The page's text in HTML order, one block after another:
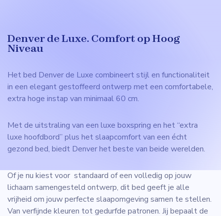
Denver de Luxe. Comfort op Hoog
Niveau
Het bed Denver de Luxe combineert stijl en functionaliteit
in een elegant gestoffeerd ontwerp met een comfortabele,
extra hoge instap van minimaal 60 cm.
Met de uitstraling van een luxe boxspring en het “extra
luxe hoofdbord” plus het slaapcomfort van een écht
gezond bed, biedt Denver het beste van beide werelden.
Of je nu kiest voor standaard of een volledig op jouw
lichaam samengesteld ontwerp, dit bed geeft je alle
vrijheid om jouw perfecte slaapomgeving samen te stellen.
Van verfijnde kleuren tot gedurfde patronen. Jij bepaalt de